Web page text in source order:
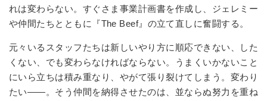
れは変わらない。すぐさま事業計画書を作成し、ジェレミー
や仲間たちとともに『The Beef』の立て直しに奮闘する。
元々いるスタッフたちは新しいやり方に順応できない、した
くない、でも変わらなければならない。うまくいかないこと
にいら立ちは積み重なり、やがて張り裂けてしまう。変わり
たい――。そう仲間を納得させたのは、並ならぬ努力を重ね